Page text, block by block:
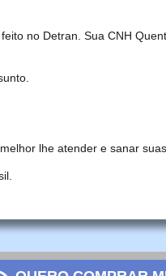
no Detran. Sua CNH
lhe atender e sanar